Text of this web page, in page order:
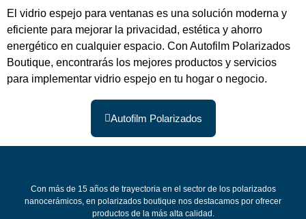
El vidrio espejo para ventanas es una solución moderna y
eficiente para mejorar la privacidad, estética y ahorro
energético en cualquier espacio. Con Autofilm Polarizados
Boutique, encontrarás los mejores productos y servicios
para implementar vidrio espejo en tu hogar o negocio.
Autofilm Polarizados
Con más de 15 años de trayectoria en el sector de los polarizados
nanocerámicos, en polarizados boutique nos destacamos por ofrecer
productos de la más alta calidad.